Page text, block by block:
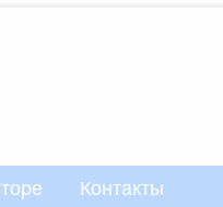
Контакты